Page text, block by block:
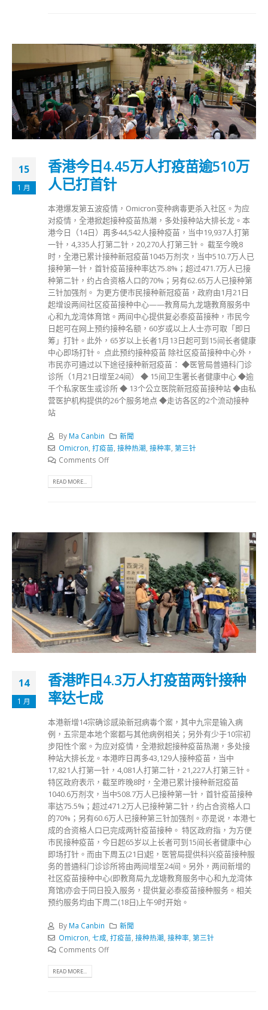
15
1 月
香港今日4.45万人打疫苗逾510万
人已打首针
本港爆发第五波疫情，Omicron变种病毒更杀入社区。为应
对疫情，全港掀起接种疫苗热潮，多处接种站大排长龙。本
港今日（14日）再多44,542人接种疫苗，当中19,937人打第
一针，4,335人打第二针，20,270人打第三针。 截至今晚8
时，全港已累计接种新冠疫苗1045万剂次，当中510.7万人已
接种第一针，首针疫苗接种率达75.8%；超过471.7万人已接
种第二针，约占合资格人口的70%；另有62.65万人已接种第
三针加强剂。 为更方便市民接种新冠疫苗，政府由1月21日
起增设两间社区疫苗接种中心——教育局九龙塘教育服务中
心和九龙湾体育馆。两间中心提供复必泰疫苗接种，市民今
日起可在网上预约接种名额，60岁或以上人士亦可取「即日
筹」打针。此外，65岁以上长者1月13日起可到15间长者健康
中心即场打针。 点此预约接种疫苗 除社区疫苗接种中心外，
市民亦可通过以下途径接种新冠疫苗： ◆医管局普通科门诊
诊所（1月21日增至24间） ◆ 15间卫生署长者健康中心 ◆逾
千个私家医生或诊所 ◆ 13个公立医院新冠疫苗接种站 ◆由私
营医护机构提供的26个服务地点 ◆走访各区的2个流动接种
站
By Ma Canbin
新聞
Omicron 打疫苗 接种热潮 接种率 第三针
Comments Off
READ MORE...
14
1 月
香港昨日4.3万人打疫苗两针接种
率达七成
本港新增14宗确诊感染新冠病毒个案，其中九宗是输入病
例，五宗是本地个案都与其他病例相关；另外有少于10宗初
步阳性个案。为应对疫情，全港掀起接种疫苗热潮，多处接
种站大排长龙。本港昨日再多43,129人接种疫苗，当中
17,821人打第一针，4,081人打第二针，21,227人打第三针。
特区政府表示，截至昨晚8时，全港已累计接种新冠疫苗
1040.6万剂次，当中508.7万人已接种第一针，首针疫苗接种
率达75.5%；超过471.2万人已接种第二针，约占合资格人口
的70%；另有60.6万人已接种第三针加强剂。亦是说，本港七
成的合资格人口已完成两针疫苗接种。 特区政府指，为方便
市民接种疫苗，今日起65岁以上长者可到15间长者健康中心
即场打针。而由下周五(21日)起，医管局提供科兴疫苗接种服
务的普通科门诊诊所将由两间增至24间。另外，两间新增的
社区疫苗接种中心(即教育局九龙塘教育服务中心和九龙湾体
育馆)亦会于同日投入服务，提供复必泰疫苗接种服务。相关
预约服务均由下周二(18日)上午9时开始。
By Ma Canbin
新聞
Omicron 七成, 打疫苗 接种热潮 接种率 第三针
Comments Off
READ MORE...